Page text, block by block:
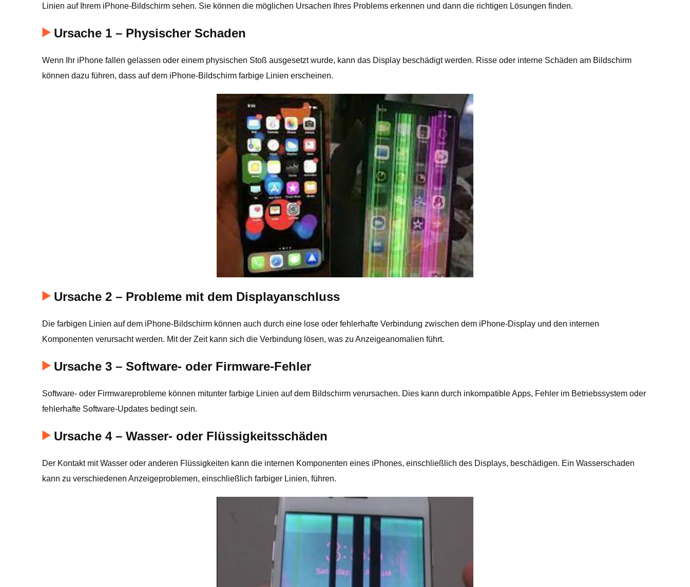
Linien auf Ihrem iPhone-Bildschirm sehen. Sie können die möglichen Ursachen Ihres Problems erkennen und dann die richtigen Lösungen finden.
Ursache 1 – Physischer Schaden
Wenn Ihr iPhone fallen gelassen oder einem physischen Stoß ausgesetzt wurde, kann das Display beschädigt werden. Risse oder interne Schäden am Bildschirm
können dazu führen, dass auf dem iPhone-Bildschirm farbige Linien erscheinen.
Ursache 2 – Probleme mit dem Displayanschluss
Die farbigen Linien auf dem iPhone-Bildschirm können auch durch eine lose oder fehlerhafte Verbindung zwischen dem iPhone-Display und den internen
Komponenten verursacht werden. Mit der Zeit kann sich die Verbindung lösen, was zu Anzeigeanomalien führt.
Ursache 3 – Software- oder Firmware-Fehler
Software- oder Firmwareprobleme können mitunter farbige Linien auf dem Bildschirm verursachen. Dies kann durch inkompatible Apps, Fehler im Betriebssystem oder
fehlerhafte Software-Updates bedingt sein.
Ursache 4 – Wasser- oder Flüssigkeitsschäden
Der Kontakt mit Wasser oder anderen Flüssigkeiten kann die internen Komponenten eines iPhones, einschließlich des Displays, beschädigen. Ein Wasserschaden
kann zu verschiedenen Anzeigeproblemen, einschließlich farbiger Linien, führen.